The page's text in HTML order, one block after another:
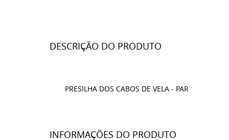
DESCRIÇÃO DO PRODUTO
PRESILHA DOS CABOS DE VELA - PAR
INFORMAÇÕES DO PRODUTO